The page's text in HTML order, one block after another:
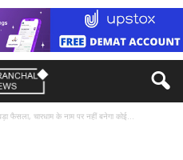
फैसला, चारधाम के नाम पर नहीं बनेगा कोई...